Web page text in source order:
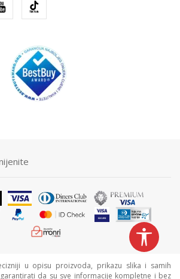
u opisu proizvoda, prikazu slika i samih
da su sve informacije kompletne i bez